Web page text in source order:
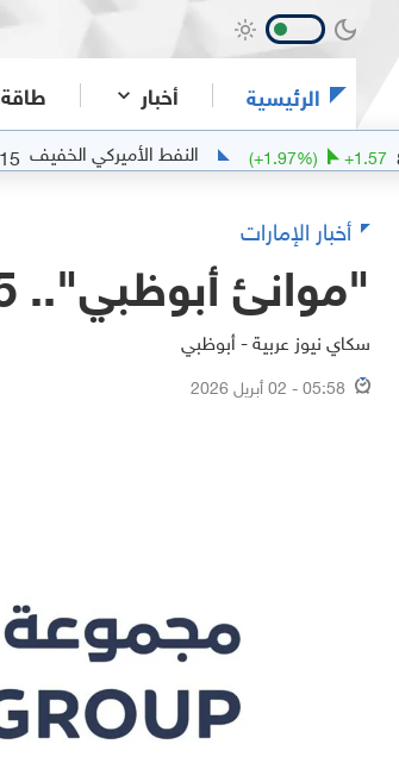
الرئيسية أخبار طاقة
(+1.97%) النفط الأميركي الخفيف 77.15
-0.14
أخبار الإمارات
"موانئ أبوظبي".. 2025 عام الإيرادات والأرباح القياسية
سكاي نيوز عربية - أبوظبي
05:58 - 02 أبريل 2026